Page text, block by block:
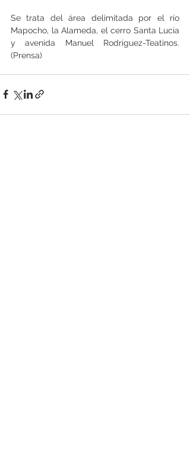
Se trata del área delimitada por el río
Mapocho, la Alameda, el cerro Santa Lucía
y avenida Manuel Rodríguez-Teatinos.
(Prensa)